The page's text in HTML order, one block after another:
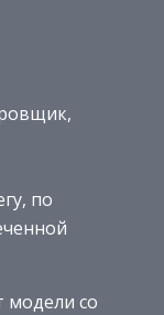
по
модели со